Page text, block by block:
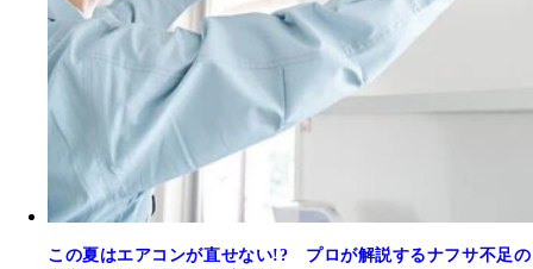
この夏はエアコンが直せない!? プロが解説するナフサ不足の